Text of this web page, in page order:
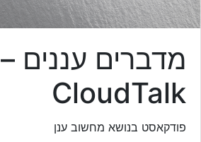
מדברים עננים –
CloudTalk
פודקאסט בנושא מחשוב ענן